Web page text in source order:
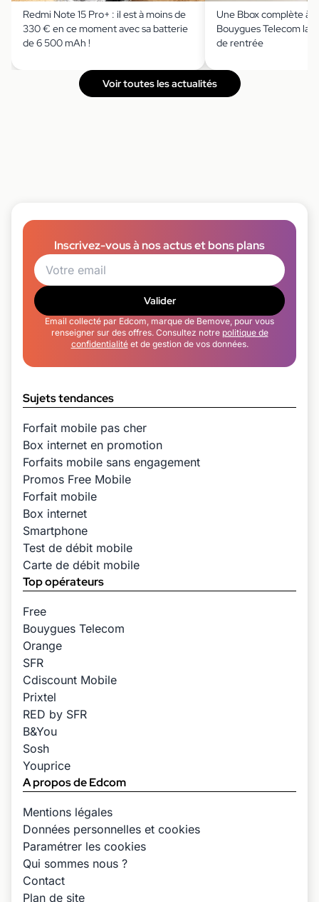
Redmi Note 15 Pro+ : il est à moins de
330 € en ce moment avec sa batterie
de 6 500 mAh !
Une Bbox complète à
Bouygues Telecom
de rentrée
Voir toutes les actualités
Inscrivez-vous à nos actus et bons plans
Valider
Email collecté par Edcom, marque de Bemove, pour vous
renseigner sur des offres. Consultez notre politique de
confidentialitéet de gestion de vos données.
Sujets tendances
Forfait mobile pas cher
Box internet en promotion
Forfaits mobile sans engagement
Promos Free Mobile
Forfait mobile
Box internet
Smartphone
Test de débit mobile
Carte de débit mobile
Top opérateurs
Free
Bouygues Telecom
Orange
SFR
Cdiscount Mobile
Prixtel
RED by SFR
B&You
Sosh
Youprice
A propos de Edcom
Mentions légales
Données personnelles et cookies
Paramétrer les cookies
Qui sommes nous ?
Contact
Plan de site